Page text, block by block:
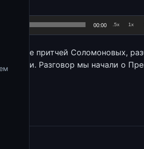
00:00 .5x 1x
книге притчей Соломоновых,
книги. Разговор мы начали о